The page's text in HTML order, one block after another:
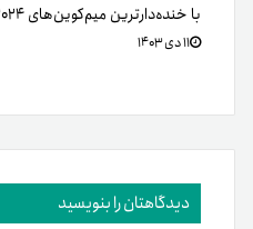
با خنده‌دارترین میم‌کوین‌های ۲۰۲۴ آشنا شوید
۱۱ دی ۱۴۰۳
دیدگاهتان را بنویسید